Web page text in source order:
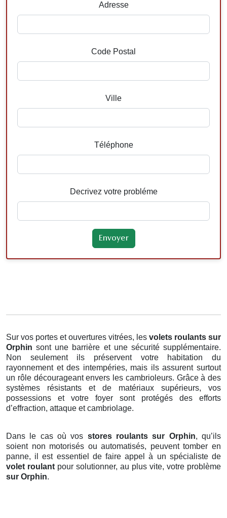
Adresse
Code Postal
Ville
Téléphone
Decrivez votre probléme
Sur vos portes et ouvertures vitrées, les volets roulants sur
Orphinsont une barrière et une sécurité supplémentaire.
Non seulement ils préservent votre habitation du
rayonnement et des intempéries, mais ils assurent surtout
un rôle décourageant envers les cambrioleurs. Grâce à des
systèmes résistants et de matériaux supérieurs, vos
possessions et votre foyer sont protégés des efforts
d’effraction, attaque et cambriolage.
Dans le cas où vos stores roulants sur Orphin, qu’ils
soient non motorisés ou automatisés, peuvent tomber en
panne, il est essentiel de faire appel à un spécialiste de
volet roulantpour solutionner, au plus vite, votre problème
sur Orphin.